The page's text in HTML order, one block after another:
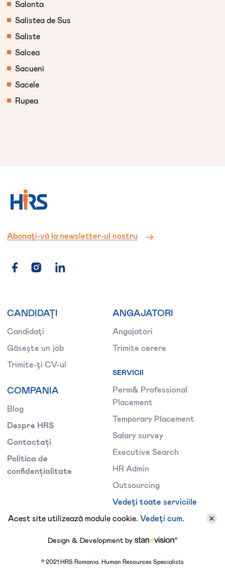
Acest site utilizează module cookie. Vedeți cum.
Salonta
Salistea de Sus
Saliste
Salcea
Sacueni
Sacele
Rupea
Abonați-vă la newsletter-ul nostru
CANDIDAȚI
Candidați
Găsește un job
Trimite-ți CV-ul
COMPANIA
Blog
Despre HRS
Contactați
Politica de
confidențialitate
ANGAJATORI
Angajatori
Trimite cerere
SERVICII
Perm& Professional
Placement
Temporary Placement
Salary survey
Executive Search
HR Admin
Outsourcing
Vedeți toate serviciile
Design & Development by
© 2021 HRS Romania. Human Resources Specialists